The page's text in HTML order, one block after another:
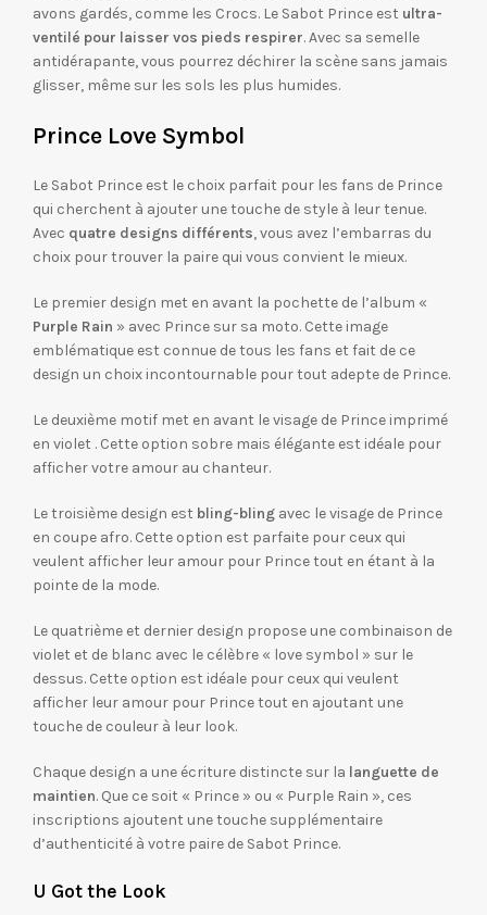
avons gardés, comme les Crocs. Le Sabot Prince est ultra-
ventilé pour laisser vos pieds respirer. Avec sa semelle
antidérapante, vous pourrez déchirer la scène sans jamais
glisser, même sur les sols les plus humides.
Prince Love Symbol
Le Sabot Prince est le choix parfait pour les fans de Prince
qui cherchent à ajouter une touche de style à leur tenue.
Avec quatre designs différents, vous avez l’embarras du
choix pour trouver la paire qui vous convient le mieux.
Le premier design met en avant la pochette de l’album «
Purple Rain » avec Prince sur sa moto. Cette image
emblématique est connue de tous les fans et fait de ce
design un choix incontournable pour tout adepte de Prince.
Le deuxième motif met en avant le visage de Prince imprimé
en violet . Cette option sobre mais élégante est idéale pour
afficher votre amour au chanteur.
Le troisième design est bling-bling avec le visage de Prince
en coupe afro. Cette option est parfaite pour ceux qui
veulent afficher leur amour pour Prince tout en étant à la
pointe de la mode.
Le quatrième et dernier design propose une combinaison de
violet et de blanc avec le célèbre « love symbol » sur le
dessus. Cette option est idéale pour ceux qui veulent
afficher leur amour pour Prince tout en ajoutant une
touche de couleur à leur look.
Chaque design a une écriture distincte sur la languette de
maintien. Que ce soit « Prince » ou « Purple Rain », ces
inscriptions ajoutent une touche supplémentaire
d’authenticité à votre paire de Sabot Prince.
U Got the Look